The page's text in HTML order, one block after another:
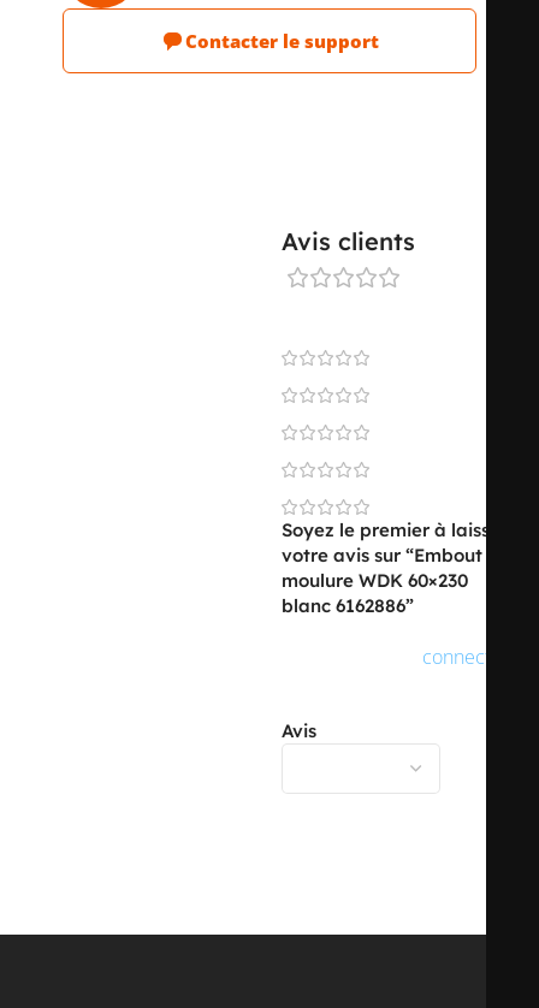
Contacter le support
Avis clients
Avis
Soyez le premier à laisser
votre avis sur “Embout de
moulure WDK 60×230
blanc 6162886”
connecté